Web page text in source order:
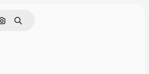
Pesquisar por imagem
Buscar